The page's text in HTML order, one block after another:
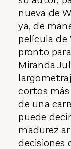
nueva de
ya, de
película de
pronto
Miranda
cortos
de una
puede
madurez
decisiones